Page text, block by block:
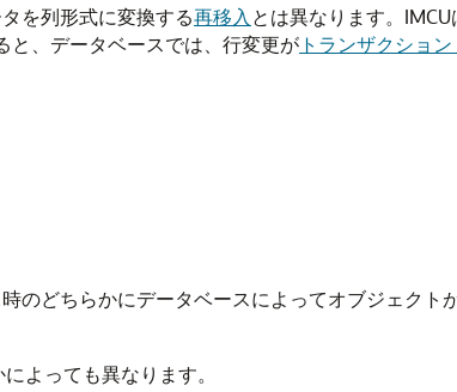
を列形式に変換する再移入 とは異なります。
と、データベースでは、行変更が トランザクショ
のどちらかにデータベースによってオブジェクト
よっても異なります。